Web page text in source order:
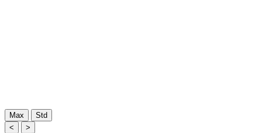
Max
Std
<
>